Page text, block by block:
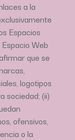
a la
Espacios
Web
que se
logotipos
sociedad; (ii)
ofensivos,
o la